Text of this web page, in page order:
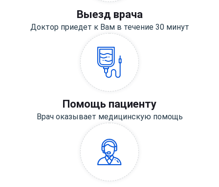
Выезд врача
Доктор приедет к Вам в течение 30 минут
Помощь пациенту
Врач оказывает медицинскую помощь